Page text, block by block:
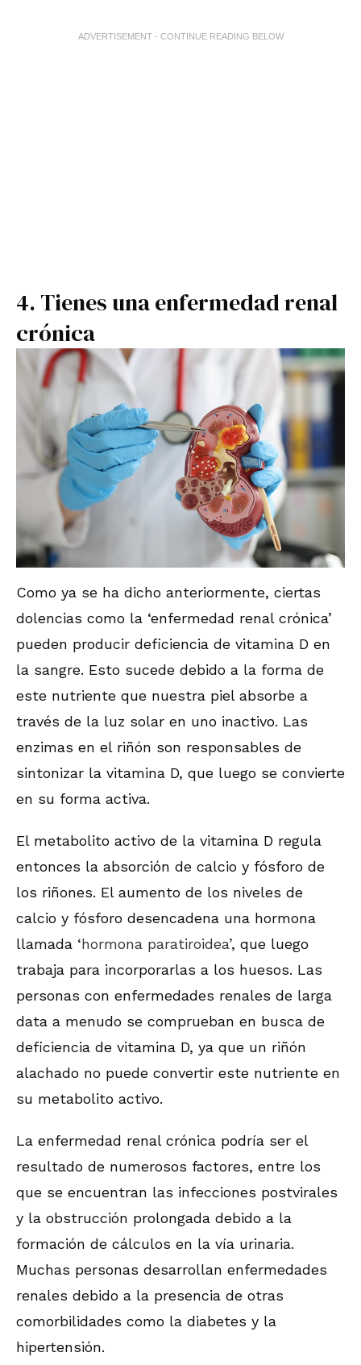
ADVERTISEMENT - CONTINUE READING BELOW
4. Tienes una enfermedad renal
crónica
Como ya se ha dicho anteriormente, ciertas
dolencias como la ‘enfermedad renal crónica’
pueden producir deficiencia de vitamina D en
la sangre. Esto sucede debido a la forma de
este nutriente que nuestra piel absorbe a
través de la luz solar en uno inactivo. Las
enzimas en el riñón son responsables de
sintonizar la vitamina D, que luego se convierte
en su forma activa.
El metabolito activo de la vitamina D regula
entonces la absorción de calcio y fósforo de
los riñones. El aumento de los niveles de
calcio y fósforo desencadena una hormona
llamada ‘hormona paratiroidea’, que luego
trabaja para incorporarlas a los huesos. Las
personas con enfermedades renales de larga
data a menudo se comprueban en busca de
deficiencia de vitamina D, ya que un riñón
alachado no puede convertir este nutriente en
su metabolito activo.
La enfermedad renal crónica podría ser el
resultado de numerosos factores, entre los
que se encuentran las infecciones postvirales
y la obstrucción prolongada debido a la
formación de cálculos en la vía urinaria.
Muchas personas desarrollan enfermedades
renales debido a la presencia de otras
comorbilidades como la diabetes y la
hipertensión.